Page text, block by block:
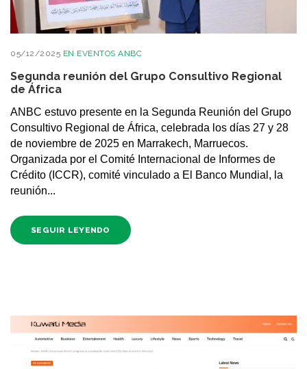
05/12/2025 EN EVENTOS ANBC
Segunda reunión del Grupo Consultivo Regional
de África
ANBC estuvo presente en la Segunda Reunión del Grupo
Consultivo Regional de África, celebrada los días 27 y 28
de noviembre de 2025 en Marrakech, Marruecos.
Organizada por el Comité Internacional de Informes de
Crédito (ICCR), comité vinculado a El Banco Mundial, la
reunión...
SEGUIR LEYENDO